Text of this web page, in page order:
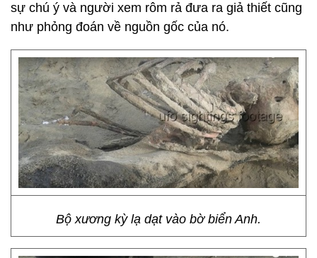
sự chú ý và người xem rôm rả đưa ra giả thiết cũng
như phỏng đoán về nguồn gốc của nó.
Bộ xương kỳ lạ dạt vào bờ biển Anh.